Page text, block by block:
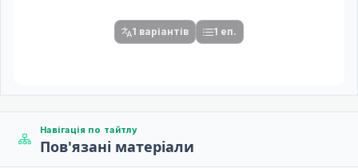
1 варіантів 1 еп.
Навігація по тайтлу
Пов'язані матеріали